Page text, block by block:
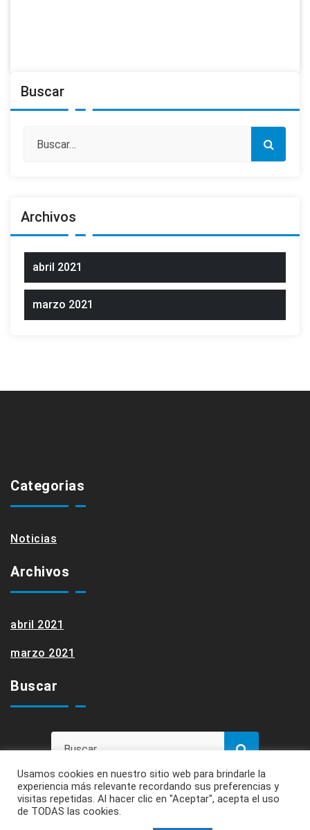
Buscar
Archivos
abril 2021
marzo 2021
Categorias
Noticias
Archivos
abril 2021
marzo 2021
Buscar
Usamos cookies en nuestro sitio web para brindarle la
experiencia más relevante recordando sus preferencias y
visitas repetidas. Al hacer clic en "Aceptar", acepta el uso
de TODAS las cookies.